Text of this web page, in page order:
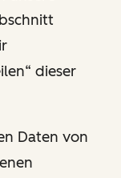
dieser
Daten von